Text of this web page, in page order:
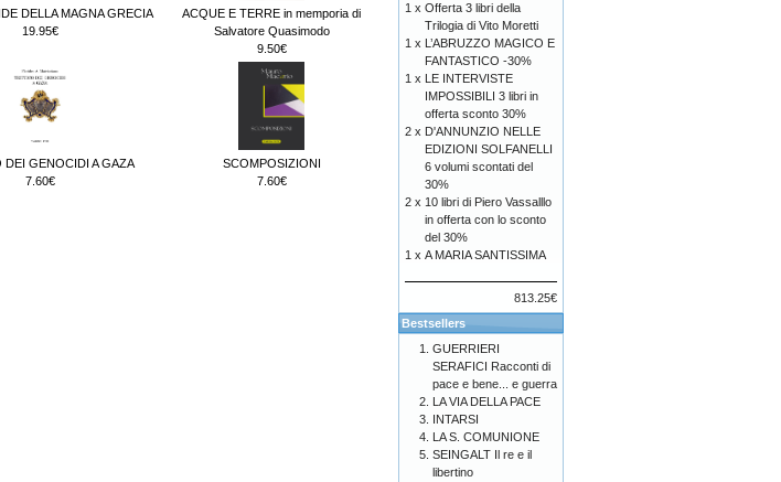
DELLA MAGNA GRECIA
19.95€
ACQUE E TERRE in memporia di
Salvatore Quasimodo
9.50€
DEI GENOCIDI A GAZA
7.60€
SCOMPOSIZIONI
7.60€
1 x Offerta 3 libri della
Trilogia di Vito Moretti
1 x L’ABRUZZO MAGICO E
FANTASTICO -30%
1 x LE INTERVISTE
IMPOSSIBILI 3 libri in
offerta sconto 30%
2 x D'ANNUNZIO NELLE
EDIZIONI SOLFANELLI
6 volumi scontati del
30%
2 x 10 libri di Piero Vassalllo
in offerta con lo sconto
del 30%
1 x A MARIA SANTISSIMA
813.25€
Bestsellers
GUERRIERI
SERAFICI Racconti di
pace e bene... e guerra
LA VIA DELLA PACE
INTARSI
LA S. COMUNIONE
SEINGALT Il re e il
libertino